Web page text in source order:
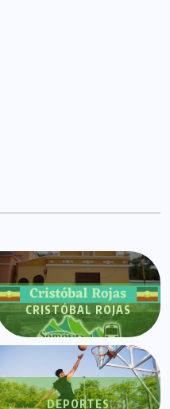
CRISTÓBAL ROJAS
DEPORTES